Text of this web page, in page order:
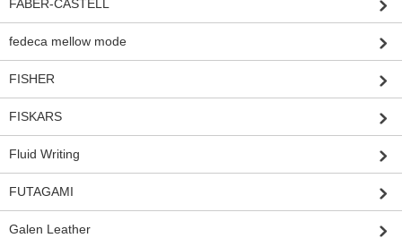
FABER-CASTELL
fedeca mellow mode
FISHER
FISKARS
Fluid Writing
FUTAGAMI
Galen Leather